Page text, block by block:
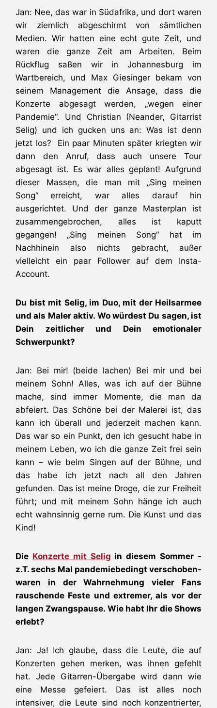
Jan: Nee, das war in Südafrika, und dort waren
wir ziemlich abgeschirmt von sämtlichen
Medien. Wir hatten eine echt gute Zeit, und
waren die ganze Zeit am Arbeiten. Beim
Rückflug saßen wir in Johannesburg im
Wartbereich, und Max Giesinger bekam von
seinem Management die Ansage, dass die
Konzerte abgesagt werden, „wegen einer
Pandemie“. Und Christian (Neander, Gitarrist
Selig) und ich gucken uns an: Was ist denn
jetzt los? Ein paar Minuten später kriegten wir
dann den Anruf, dass auch unsere Tour
abgesagt ist. Es war alles geplant! Aufgrund
dieser Massen, die man mit „Sing meinen
Song“ erreicht, war alles darauf hin
ausgerichtet. Und der ganze Masterplan ist
zusammengebrochen, alles ist kaputt
gegangen! „Sing meinen Song“ hat im
Nachhinein also nichts gebracht, außer
vielleicht ein paar Follower auf dem Insta-
Account.
Du bist mit Selig, im Duo, mit der Heilsarmee
und als Maler aktiv. Wo würdest Du sagen, ist
Dein zeitlicher und Dein emotionaler
Schwerpunkt?
Jan: Bei mir! (beide lachen) Bei mir und bei
meinem Sohn! Alles, was ich auf der Bühne
mache, sind immer Momente, die man da
abfeiert. Das Schöne bei der Malerei ist, das
kann ich überall und jederzeit machen kann.
Das war so ein Punkt, den ich gesucht habe in
meinem Leben, wo ich die ganze Zeit frei sein
kann – wie beim Singen auf der Bühne, und
das habe ich jetzt nach all den Jahren
gefunden. Das ist meine Droge, die zur Freiheit
führt; und mit meinem Sohn hänge ich auch
echt wahnsinnig gerne rum. Die Kunst und das
Kind!
Die Konzerte mit Selig in diesem Sommer -
z.T. sechs Mal pandemiebedingt verschoben-
waren in der Wahrnehmung vieler Fans
rauschende Feste und extremer, als vor der
langen Zwangspause. Wie habt Ihr die Shows
erlebt?
Jan: Ja! Ich glaube, dass die Leute, die auf
Konzerten gehen merken, was ihnen gefehlt
hat. Jede Gitarren-Übergabe wird dann wie
eine Messe gefeiert. Das ist alles noch
intensiver, die Leute sind noch konzentrierter,